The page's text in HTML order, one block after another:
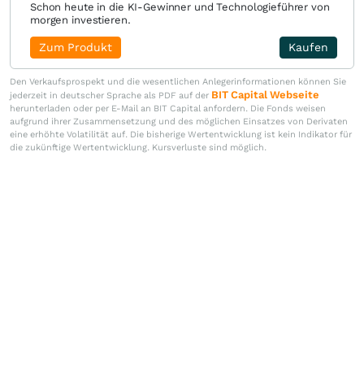
Schon heute in die KI-Gewinner und Technologieführer von
morgen investieren.
Kaufen
Zum Produkt
Den Verkaufsprospekt und die wesentlichen Anlegerinformationen können Sie
jederzeit in deutscher Sprache als PDF auf der BIT Capital Webseite
herunterladen oder per E-Mail an BIT Capital anfordern. Die Fonds weisen
aufgrund ihrer Zusammensetzung und des möglichen Einsatzes von Derivaten
eine erhöhte Volatilität auf. Die bisherige Wertentwicklung ist kein Indikator für
die zukünftige Wertentwicklung. Kursverluste sind möglich.